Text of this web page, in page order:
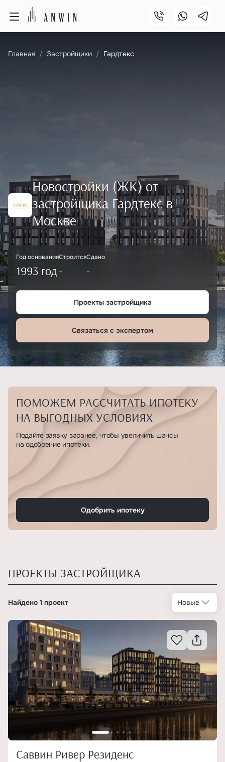
Главная Застройщики Гардтекс
Новостройки (ЖК) от
застройщика Гардтекс в
Москве
Год основания
1993 год
Строится
-
Сдано
-
Проекты застройщика
Связаться с экспертом
ПОМОЖЕМ РАССЧИТАТЬ ИПОТЕКУ
НА ВЫГОДНЫХ УСЛОВИЯХ
Подайте заявку заранее, чтобы увеличить шансы
на одобрение ипотеки.
Одобрить ипотеку
ПРОЕКТЫ ЗАСТРОЙЩИКА
Найдено 1 проект Новые
Саввин Ривер Резиденс